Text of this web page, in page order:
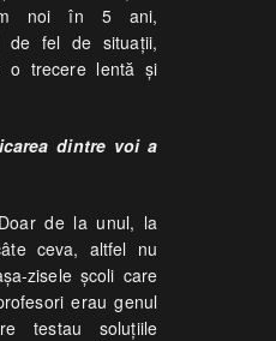
noi în 5 ani,
de fel de situații,
o trecere lentă și
dintre voi a
de la unul, la
ceva, altfel nu
zisele școli care
erau genul
testau soluțiile